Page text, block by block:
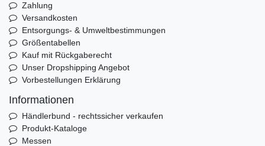
Zahlung
Versandkosten
Entsorgungs- & Umweltbestimmungen
Größentabellen
Kauf mit Rückgaberecht
Unser Dropshipping Angebot
Vorbestellungen Erklärung
Informationen
Händlerbund - rechtssicher verkaufen
Produkt-Kataloge
Messen